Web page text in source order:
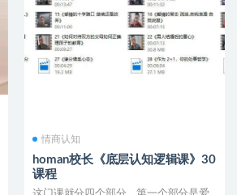
情商认知
homan校长《底层认知逻辑课》30
课程